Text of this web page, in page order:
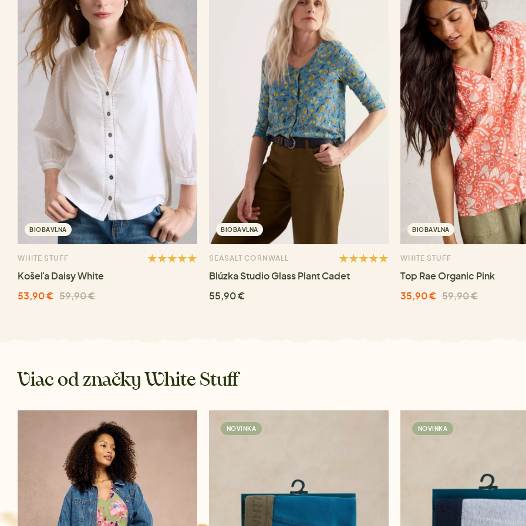
BIOBAVLNA
WHITE STUFF
Košeľa Daisy White
53,90 € 59,90 €
BIOBAVLNA
SEASALT CORNWALL
Blúzka Studio Glass Plant Cadet
55,90 €
BIOBAVLNA
WHITE STUFF
Top Rae Organic Pink
35,90 € 59,90 €
Viac od značky White Stuff
NOVINKA NOVINKA